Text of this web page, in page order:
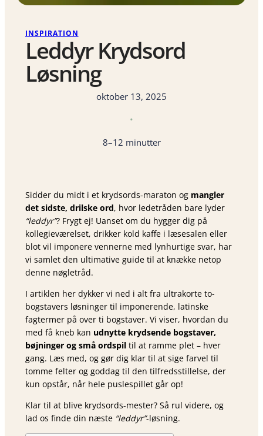
INSPIRATION
Leddyr Krydsord
Løsning
oktober 13, 2025
•
8–12 minutter
Sidder du midt i et krydsords-maraton og mangler
det sidste, drilske ord, hvor ledetråden bare lyder
“leddyr”? Frygt ej! Uanset om du hygger dig på
kollegieværelset, drikker kold kaffe i læsesalen eller
blot vil imponere vennerne med lynhurtige svar, har
vi samlet den ultimative guide til at knække netop
denne nøgletråd.
I artiklen her dykker vi ned i alt fra ultrakorte to-
bogstavers løsninger til imponerende, latinske
fagtermer på over ti bogstaver. Vi viser, hvordan du
med få kneb kan udnytte krydsende bogstaver,
bøjninger og små ordspil til at ramme plet – hver
gang. Læs med, og gør dig klar til at sige farvel til
tomme felter og goddag til den tilfredsstillelse, der
kun opstår, når hele puslespillet går op!
Klar til at blive krydsords-mester? Så rul videre, og
lad os finde din næste “leddyr”-løsning.